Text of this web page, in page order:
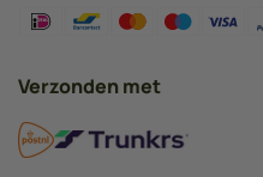
Verzonden met